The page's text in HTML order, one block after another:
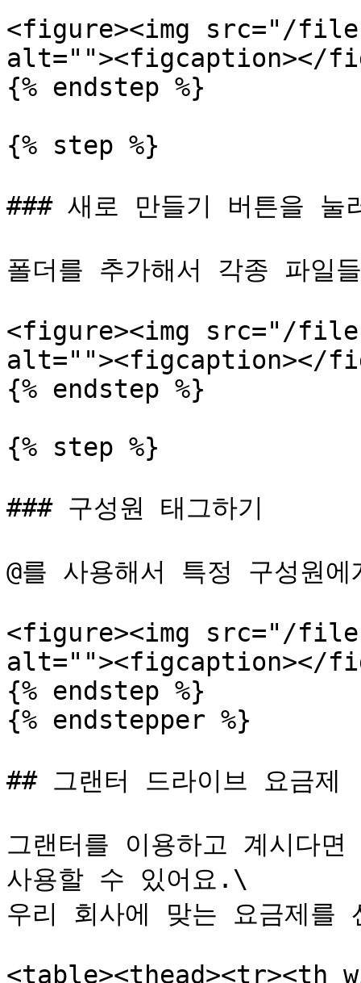
<figure><img src="/files/
alt=""><figcaption></
{% endstep %}
{% step %}
### 새로 만들기 버튼을 눌
폴더를 추가해서 각종 파일
<figure><img src="/files/
alt=""><figcaption></
{% endstep %}
{% step %}
### 구성원 태그하기
@를 사용해서 특정 구성원
<figure><img src="/files/
alt=""><figcaption></
{% endstep %}
{% endstepper %}
## 그랜터 드라이브 요금제
그랜터를 이용하고 계시다
사용할 수 있어요.\
우리 회사에 맞는 요금제를
<table><thead><tr><th